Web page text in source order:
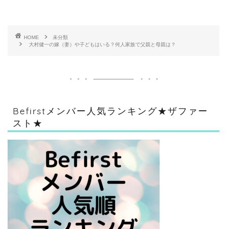
HOME
未分類
大村健一の嫁（妻）や子どもはいる？何人家族で父親と母親は？
Befirstメンバー人気ランキング★ザファー
スト★